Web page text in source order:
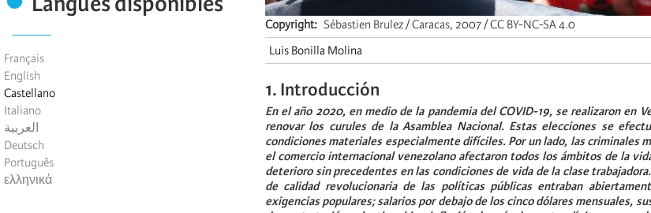
Français
English
Castellano
Italiano
العربية
Deutsch
Português
ελληνικά
Copyright
Sébastien Brulez / Caracas, 2007 / CC BY-NC-SA 4.0
Luis Bonilla Molina
1. Introducción
En el año 2020, en medio de la pandemia del COVID-19, se realizaron en
renovar los curules de la Asamblea Nacional. Estas elecciones se
condiciones materiales especialmente difíciles. Por un lado, las criminales
el comercio internacional venezolano afectaron todos los ámbitos de la
deterioro sin precedentes en las condiciones de vida de la clase
de calidad revolucionaria de las políticas públicas entraban
exigencias populares; salarios por debajo de los cinco dólares mensuales,